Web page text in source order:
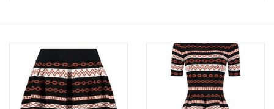
Pakken